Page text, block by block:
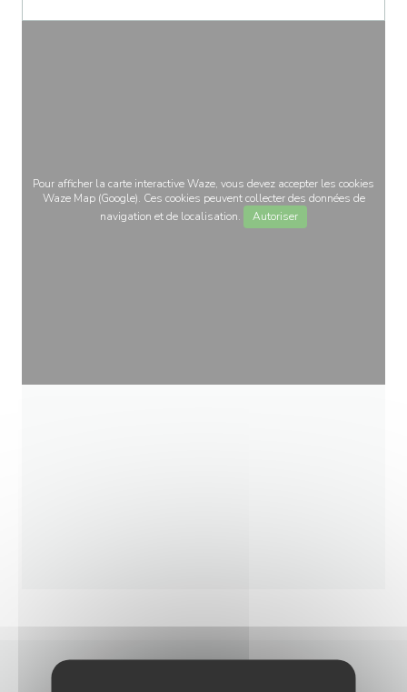
Pour afficher la carte interactive Waze, vous devez accepter les cookies
Waze Map (Google). Ces cookies peuvent collecter des données de
navigation et de localisation.
Autoriser